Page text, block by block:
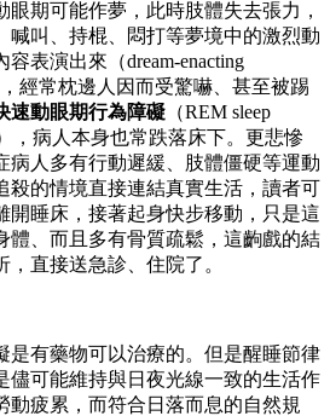
眼期可能作夢，此時肢體失去張力，
喊叫、持棍、悶打等夢境中的激烈動
表演出來（dream-enacting
經常枕邊人因而受驚嚇、甚至被踢
速動眼期行為障礙 （REM sleep
，病人本身也常跌落床下。更悲慘
病人多有行動遲緩、肢體僵硬等運動
殺的情境直接連結真實生活，讀者可
開睡床，接著起身快步移動，只是這
體、而且多有骨質疏鬆，這齣戲的結
直接送急診、住院了。
是有藥物可以治療的。但是醒睡節律
儘可能維持與日夜光線一致的生活作
動疲累，而符合日落而息的自然規